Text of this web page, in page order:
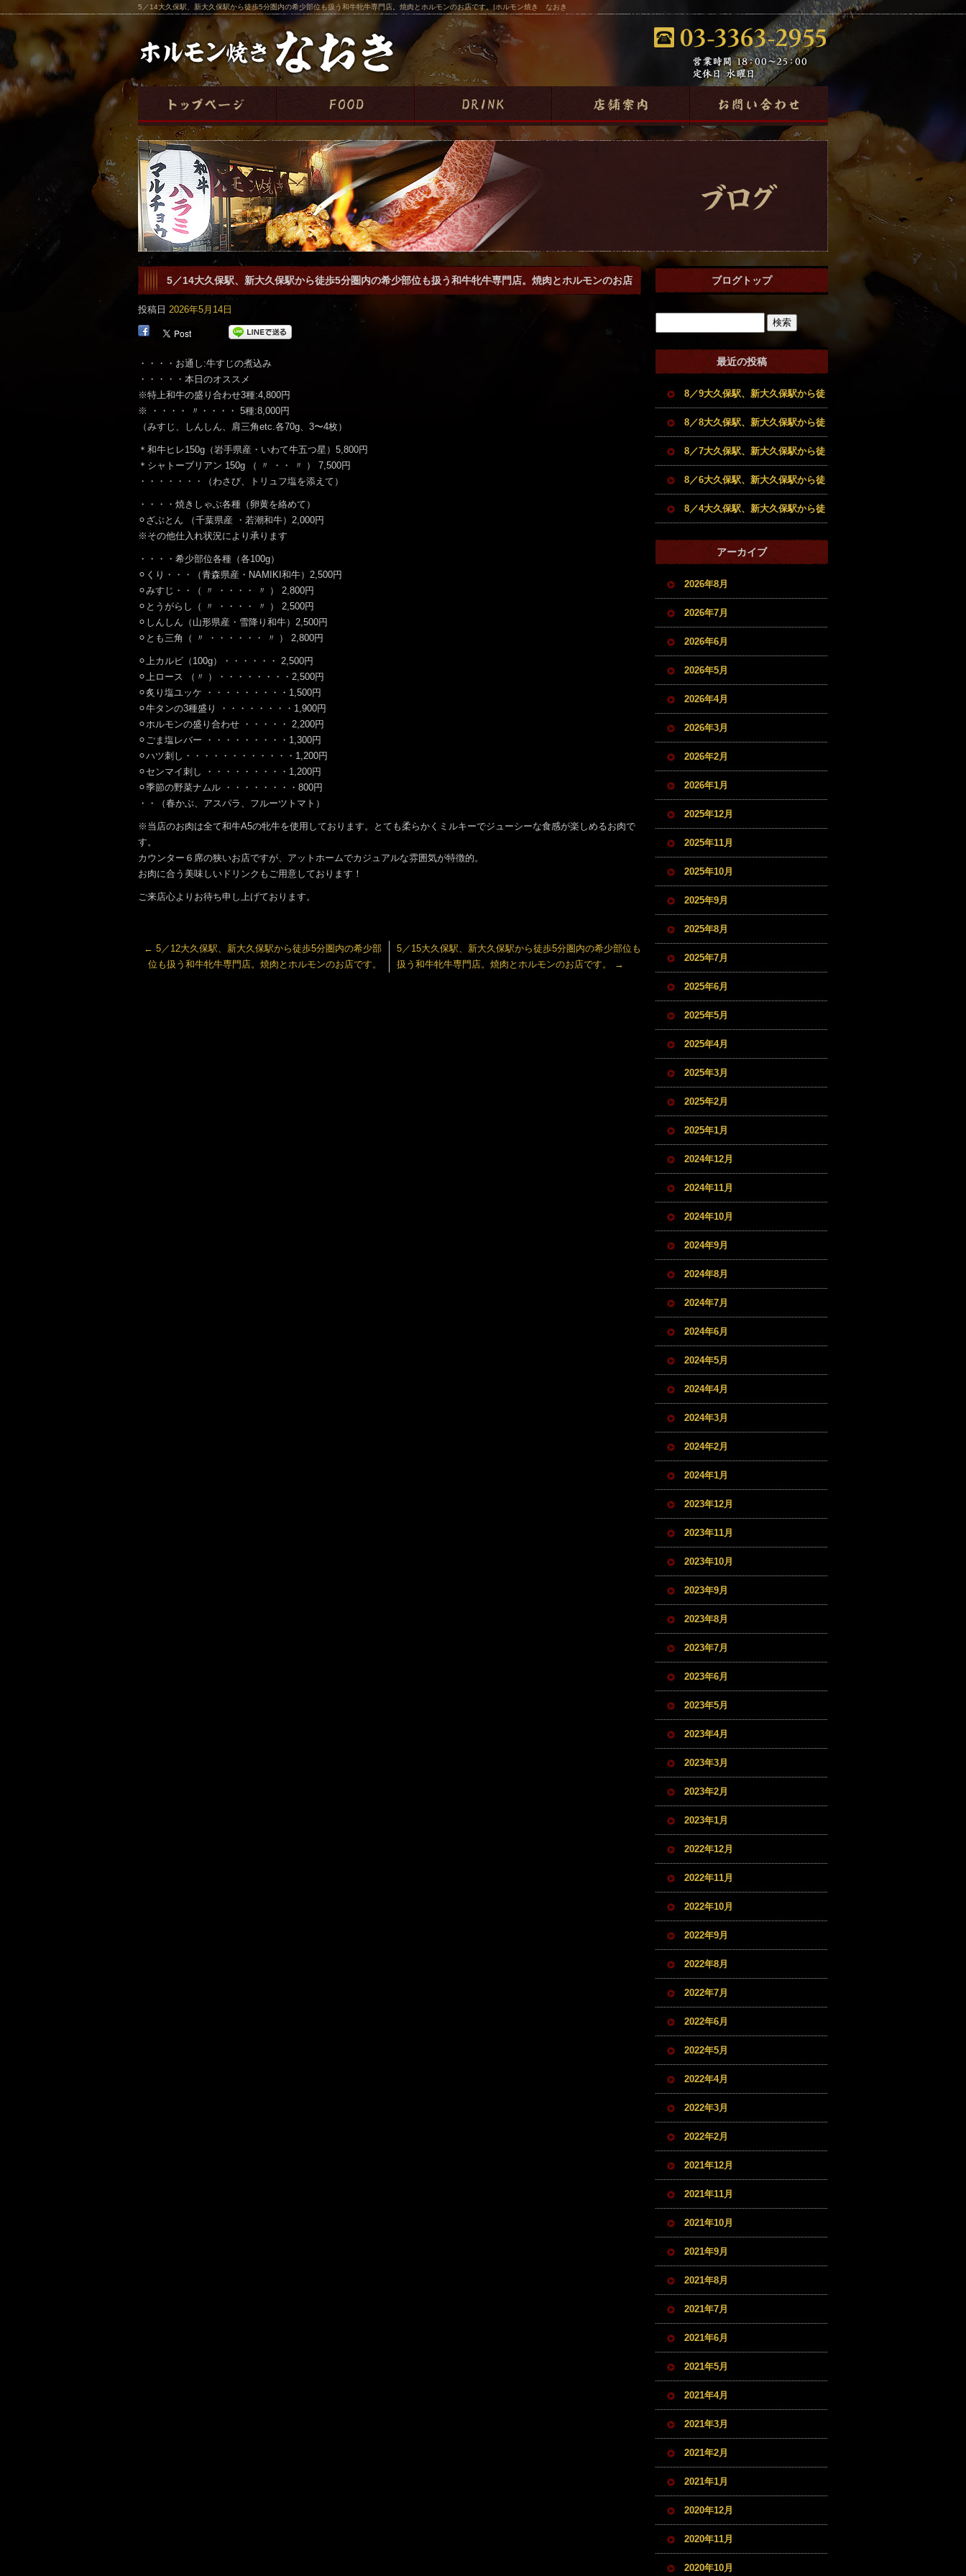
5／14大久保駅、新大久保駅から徒歩5分圏内の希少部位も扱う和牛牝牛専門店。焼肉とホルモンのお店です。|ホルモン焼き なおき
5／14大久保駅、新大久保駅から徒歩5分圏内の希少部位も扱う和牛牝牛専門店。焼肉とホルモンのお店
です。
投稿日 2026年5月14日
・・・・お通し:牛すじの煮込み
・・・・・本日のオススメ
※特上和牛の盛り合わせ3種:4,800円
※ ・・・・ 〃・・・・ 5種:8,000円
（みすじ、しんしん、肩三角etc.各70g、3〜4枚）
＊和牛ヒレ150g（岩手県産・いわて牛五つ星）5,800円
＊シャトーブリアン 150g （ 〃 ・・ 〃 ） 7,500円
・・・・・・・（わさび、トリュフ塩を添えて）
・・・・焼きしゃぶ各種（卵黄を絡めて）
⚪︎ざぶとん （千葉県産 ・若潮和牛）2,000円
※その他仕入れ状況により承ります
・・・・希少部位各種（各100g）
⚪︎くり・・・（青森県産・NAMIKI和牛）2,500円
⚪︎みすじ・・（ 〃 ・・・・ 〃 ） 2,800円
⚪︎とうがらし（ 〃 ・・・・ 〃 ） 2,500円
⚪︎しんしん（山形県産・雪降り和牛）2,500円
⚪︎とも三角（ 〃 ・・・・・・ 〃 ） 2,800円
⚪︎上カルビ（100g）・・・・・・ 2,500円
⚪︎上ロース （〃 ）・・・・・・・・2,500円
⚪︎炙り塩ユッケ ・・・・・・・・・1,500円
⚪︎牛タンの3種盛り ・・・・・・・・1,900円
⚪︎ホルモンの盛り合わせ ・・・・・ 2,200円
⚪︎ごま塩レバー ・・・・・・・・・1,300円
⚪︎ハツ刺し・・・・・・・・・・・・1,200円
⚪︎センマイ刺し ・・・・・・・・・1,200円
⚪︎季節の野菜ナムル ・・・・・・・・800円
・・（春かぶ、アスパラ、フルーツトマト）
※当店のお肉は全て和牛A5の牝牛を使用しております。とても柔らかくミルキーでジューシーな食感が楽しめるお肉で
す。
カウンター６席の狭いお店ですが、アットホームでカジュアルな雰囲気が特徴的。
お肉に合う美味しいドリンクもご用意しております！
ご来店心よりお待ち申し上げております。
← 5／12大久保駅、新大久保駅から徒歩5分圏内の希少部
位も扱う和牛牝牛専門店。焼肉とホルモンのお店です。
5／15大久保駅、新大久保駅から徒歩5分圏内の希少部位も
扱う和牛牝牛専門店。焼肉とホルモンのお店です。
→
ブログトップ
最近の投稿
8／9大久保駅、新大久保駅から徒
歩5分圏内の希少部位も扱う和牛
牝牛専門店。焼肉とホルモンのお
店です。
8／8大久保駅、新大久保駅から徒
歩5分圏内の希少部位も扱う和牛
牝牛専門店。焼肉とホルモンのお
店です。
8／7大久保駅、新大久保駅から徒
歩5分圏内の希少部位も扱う和牛
牝牛専門店。焼肉とホルモンのお
店です。
8／6大久保駅、新大久保駅から徒
歩5分圏内の希少部位も扱う和牛
牝牛専門店。焼肉とホルモンのお
店です。
8／4大久保駅、新大久保駅から徒
歩5分圏内の希少部位も扱う和牛
牝牛専門店。焼肉とホルモンのお
アーカイブ
2026年8月
2026年7月
2026年6月
2026年5月
2026年4月
2026年3月
2026年2月
2026年1月
2025年12月
2025年11月
2025年10月
2025年9月
2025年8月
2025年7月
2025年6月
2025年5月
2025年4月
2025年3月
2025年2月
2025年1月
2024年12月
2024年11月
2024年10月
2024年9月
2024年8月
2024年7月
2024年6月
2024年5月
2024年4月
2024年3月
2024年2月
2024年1月
2023年12月
2023年11月
2023年10月
2023年9月
2023年8月
2023年7月
2023年6月
2023年5月
2023年4月
2023年3月
2023年2月
2023年1月
2022年12月
2022年11月
2022年10月
2022年9月
2022年8月
2022年7月
2022年6月
2022年5月
2022年4月
2022年3月
2022年2月
2021年12月
2021年11月
2021年10月
2021年9月
2021年8月
2021年7月
2021年6月
2021年5月
2021年4月
2021年3月
2021年2月
2021年1月
2020年12月
2020年11月
2020年10月